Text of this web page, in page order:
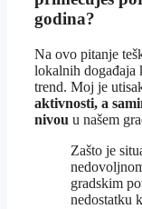
godina?
Na ovo pitanje
lokalnih događaja
trend. Moj je
aktivnosti, a
nivou u našem
Zašto je
gradskim
nedostatku